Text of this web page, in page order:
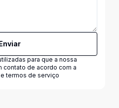
para que a nossa
contato de acordo com a
termos de serviço